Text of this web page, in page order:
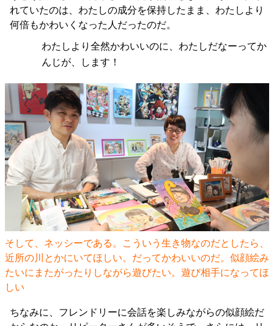
れていたのは、わたしの成分を保持したまま、わたしより
何倍もかわいくなった人だったのだ。
わたしより全然かわいいのに、わたしだなーってか
んじが、します！
そして、ネッシーである。こういう生き物なのだとしたら、
近所の川とかにいてほしい。だってかわいいのだ。似顔絵み
たいにまたがったりしながら遊びたい。遊び相手になってほ
しい
ちなみに、フレンドリーに会話を楽しみながらの似顔絵だ